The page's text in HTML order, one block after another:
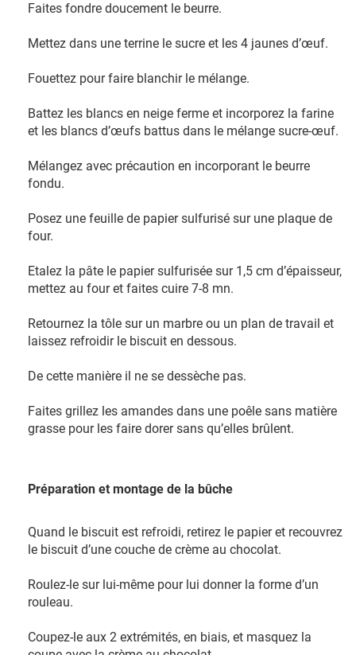
Faites fondre doucement le beurre.
Mettez dans une terrine le sucre et les 4 jaunes d’œuf.
Fouettez pour faire blanchir le mélange.
Battez les blancs en neige ferme et incorporez la farine
et les blancs d’œufs battus dans le mélange sucre-œuf.
Mélangez avec précaution en incorporant le beurre
fondu.
Posez une feuille de papier sulfurisé sur une plaque de
four.
Etalez la pâte le papier sulfurisée sur 1,5 cm d’épaisseur,
mettez au four et faites cuire 7-8 mn.
Retournez la tôle sur un marbre ou un plan de travail et
laissez refroidir le biscuit en dessous.
De cette manière il ne se dessèche pas.
Faites grillez les amandes dans une poêle sans matière
grasse pour les faire dorer sans qu’elles brûlent.
Préparation et montage de la bûche
Quand le biscuit est refroidi, retirez le papier et recouvrez
le biscuit d’une couche de crème au chocolat.
Roulez-le sur lui-même pour lui donner la forme d’un
rouleau.
Coupez-le aux 2 extrémités, en biais, et masquez la